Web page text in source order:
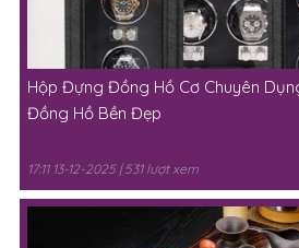
Hộp Đựng Đồng Hồ Cơ Chuyên
Đồng Hồ Bền Đẹp
17:11 13-12-2025 | 531 lượt xem